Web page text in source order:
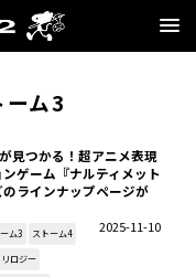
ーム3
見つかる！超アニメ表現
ゲーム『ナルティメット
ラインナップページが
2025-11-10
ム3 ストーム4
ロジー